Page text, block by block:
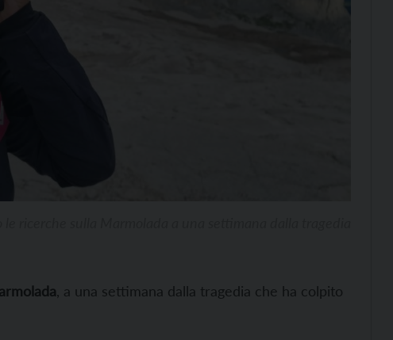
, a una settimana dalla tragedia che ha colpito